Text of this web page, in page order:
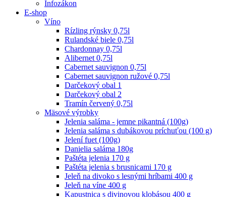
Infozákon
E-shop
Víno
Rízling rýnsky 0,75l
Rulandské biele 0,75l
Chardonnay 0,75l
Alibernet 0,75l
Cabernet sauvignon 0,75l
Cabernet sauvignon ružové 0,75l
Darčekový obal 1
Darčekový obal 2
Tramín červený 0,75l
Mäsové výrobky
Jelenia saláma - jemne pikantná (100g)
Jelenia saláma s dubákovou príchuťou (100 g)
Jelení fuet (100g)
Danielia saláma 180g
Paštéta jelenia 170 g
Paštéta jelenia s brusnicami 170 g
Jeleň na divoko s lesnými hríbami 400 g
Jeleň na víne 400 g
Kapustnica s divinovou klobásou 400 g